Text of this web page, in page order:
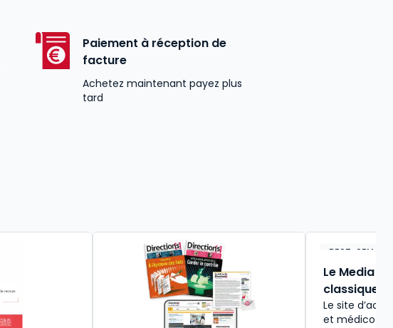
Paiement à réception de
facture
Achetez maintenant payez plus
tard
BEST-SELLER
Le Media
classique
Le site
et médico-